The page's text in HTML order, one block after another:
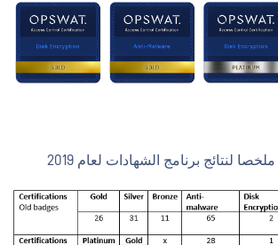
لنتائج برنامج الشهادات لعام 2019